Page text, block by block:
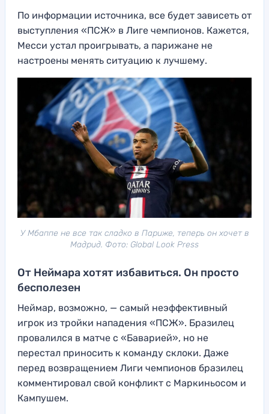
По информации источника, все будет зависеть от
выступления «ПСЖ» в Лиге чемпионов. Кажется,
Месси устал проигрывать, а парижане не
настроены менять ситуацию к лучшему.
У Мбаппе не все так сладко в Париже, теперь он хочет в
Мадрид. Фото: Global Look Press
От Неймара хотят избавиться. Он просто
бесполезен
Неймар, возможно, — самый неэффективный
игрок из тройки нападения «ПСЖ». Бразилец
провалился в матче с «Баварией», но не
перестал приносить к команду склоки. Даже
перед возвращением Лиги чемпионов бразилец
комментировал свой конфликт с Маркиньосом и
Кампушем.